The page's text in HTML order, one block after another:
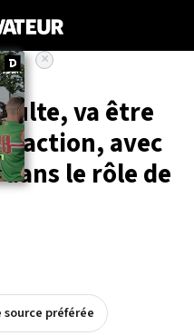
va être
action, avec
le rôle de
préférée
×